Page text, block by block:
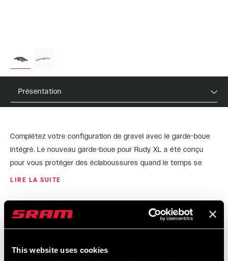
This website uses cookies
Présentation
Complétez votre configuration de gravel avec le garde-boue
intégré. Le nouveau garde-boue pour Rudy XL a été conçu
pour vous protéger des éclaboussures quand le temps se
gâte. Il s’installe en toute simplicité grâce aux fixations à 2
fourche.
LIRE LA SUITE
CONSEILLÉS
$25 AC-FEN-GRVX-A1